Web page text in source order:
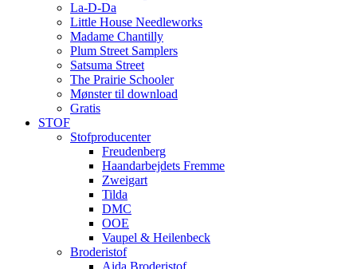
La-D-Da
Little House Needleworks
Madame Chantilly
Plum Street Samplers
Satsuma Street
The Prairie Schooler
Mønster til download
Gratis
STOF
Stofproducenter
Freudenberg
Haandarbejdets Fremme
Zweigart
Tilda
DMC
OOE
Vaupel & Heilenbeck
Broderistof
Aida Broderistof